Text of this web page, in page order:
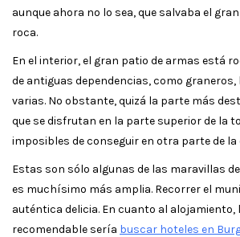
aunque ahora no lo sea, que salvaba el
roca.
En el interior, el gran patio de armas está
de antiguas dependencias, como
varias. No obstante, quizá la parte más
que se disfrutan en la parte superior de la
imposibles de conseguir en otra parte de la
Estas son sólo algunas de las maravillas
es muchísimo más amplia. Recorrer el
auténtica delicia. En cuanto al alojamiento,
recomendable sería buscar hoteles en